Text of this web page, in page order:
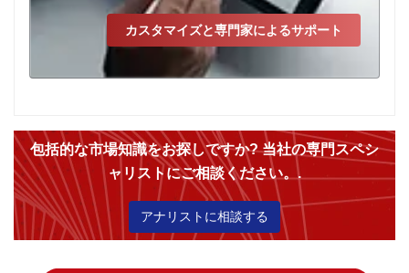
カスタマイズと専門家によるサポート
包括的な市場知識をお探しですか? 当社の専門スペシ
ャリストにご相談ください。.
アナリストに相談する